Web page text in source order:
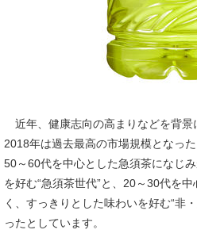
近年、健康志向の高まりなどを背景
2018年は過去最高の市場規模となっ
50～60代を中心とした急須茶になじ
を好む“急須茶世代”と、20～30代を
く、すっきりとした味わいを好む“非
ったとしています。